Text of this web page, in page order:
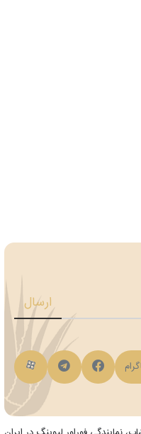
ارسال
فیسبوک کانال تلگرامکانال آپارات